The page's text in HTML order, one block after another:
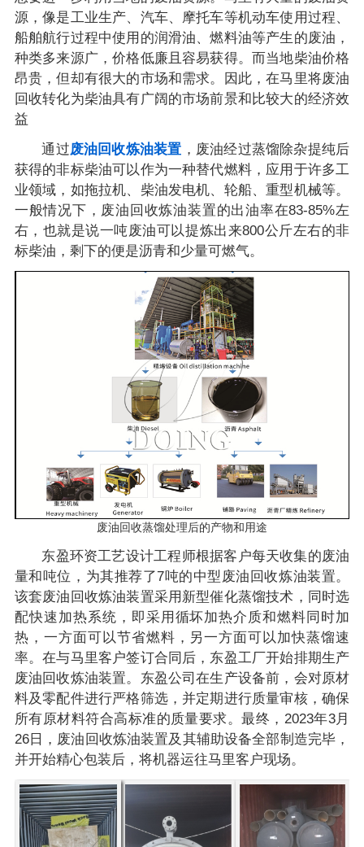
源，像是工业生产、汽车、摩托车等机动车使用过程、
船舶航行过程中使用的润滑油、燃料油等产生的废油，
种类多来源广，价格低廉且容易获得。而当地柴油价格
昂贵，但却有很大的市场和需求。因此，在马里将废油
回收转化为柴油具有广阔的市场前景和比较大的经济效
益
通过废油回收炼油装置 ，废油经过蒸馏除杂提纯后
获得的非标柴油可以作为一种替代燃料，应用于许多工
业领域，如拖拉机、柴油发电机、轮船、重型机械等。
一般情况下，废油回收炼油装置的出油率在83-85%左
右，也就是说一吨废油可以提炼出来800公斤左右的非
标柴油，剩下的便是沥青和少量可燃气。
废油回收蒸馏处理后的产物和用途
东盈环资工艺设计工程师根据客户每天收集的废油
量和吨位，为其推荐了7吨的中型废油回收炼油装置。
该套废油回收炼油装置采用新型催化蒸馏技术，同时选
配快速加热系统，即采用循坏加热介质和燃料同时加
热，一方面可以节省燃料，另一方面可以加快蒸馏速
率。在与马里客户签订合同后，东盈工厂开始排期生产
废油回收炼油装置。东盈公司在生产设备前，会对原材
料及零配件进行严格筛选，并定期进行质量审核，确保
所有原材料符合高标准的质量要求。最终，2023年3月
26日，废油回收炼油装置及其辅助设备全部制造完毕，
并开始精心包装后，将机器运往马里客户现场。